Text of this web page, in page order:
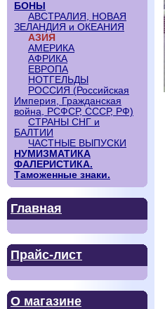
БОНЫ
АВСТРАЛИЯ, НОВАЯ
ЗЕЛАНДИЯ и ОКЕАНИЯ
АЗИЯ
АМЕРИКА
АФРИКА
ЕВРОПА
НОТГЕЛЬДЫ
РОССИЯ (Российская
Империя, Гражданская
война, РСФСР, СССР, РФ)
СТРАНЫ СНГ и
БАЛТИИ
ЧАСТНЫЕ ВЫПУСКИ
НУМИЗМАТИКА
ФАЛЕРИСТИКА.
Таможенные знаки.
Главная
Прайс-лист
О магазине